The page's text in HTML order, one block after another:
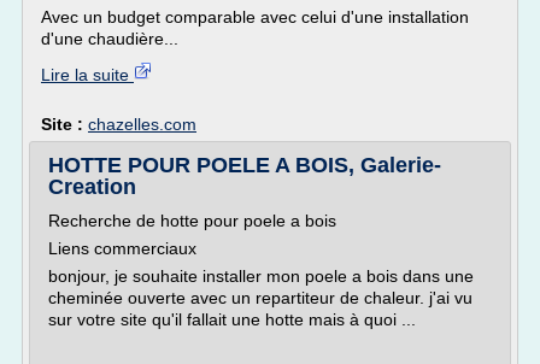
Avec un budget comparable avec celui d'une installation
d'une chaudière...
Lire la suite
Site : chazelles.com
HOTTE POUR POELE A BOIS, Galerie-
Creation
Recherche de hotte pour poele a bois
Liens commerciaux
bonjour, je souhaite installer mon poele a bois dans une
cheminée ouverte avec un repartiteur de chaleur. j'ai vu
sur votre site qu'il fallait une hotte mais à quoi ...